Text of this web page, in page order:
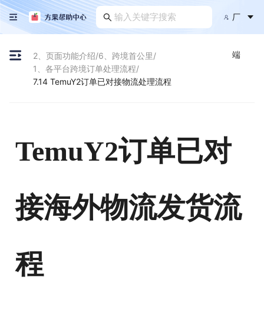
厂
端
2、页面功能介绍/6、跨境首公里/
1、各平台跨境订单处理流程/
7.14 TemuY2订单已对接物流处理流程
TemuY2订单已对
接海外物流发货流
程